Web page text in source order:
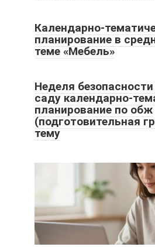
Календарно-
планирование в
теме «Мебель»
Неделя
саду календарно-
планирование по обж
(подготовительная
тему